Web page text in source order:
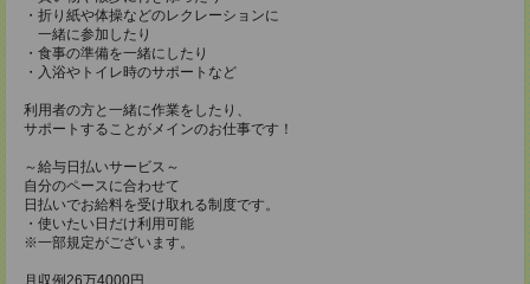
・折り紙や体操などのレクレーションに
一緒に参加したり
・食事の準備を一緒にしたり
・入浴やトイレ時のサポートなど
利用者の方と一緒に作業をしたり、
サポートすることがメインのお仕事です！
～給与日払いサービス～
自分のペースに合わせて
日払いでお給料を受け取れる制度です。
・使いたい日だけ利用可能
※一部規定がございます。
月収例26万4000円